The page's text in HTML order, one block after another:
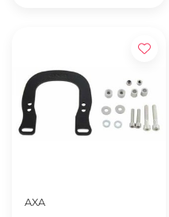
AXA